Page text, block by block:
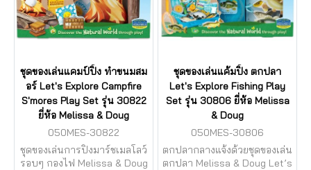
ชุดของเล่นแคมป์ปิ้ง ทำขนมสม
อร์ Let's Explore Campfire
S'mores Play Set รุ่น 30822
ยี่ห้อ Melissa & Doug
050MES-30822
ชุดของเล่นการปิ้งมาร์ชเมลโลว์
รอบๆ กองไฟ Melissa & Doug
ชุดของเล่นแค้มปิ้ง ตกปลา
Let's Explore Fishing Play
Set รุ่น 30806 ยี่ห้อ Melissa
& Doug
050MES-30806
ตกปลากลางแจ้งด้วยชุดของเล่น
ตกปลา Melissa & Doug Let’s